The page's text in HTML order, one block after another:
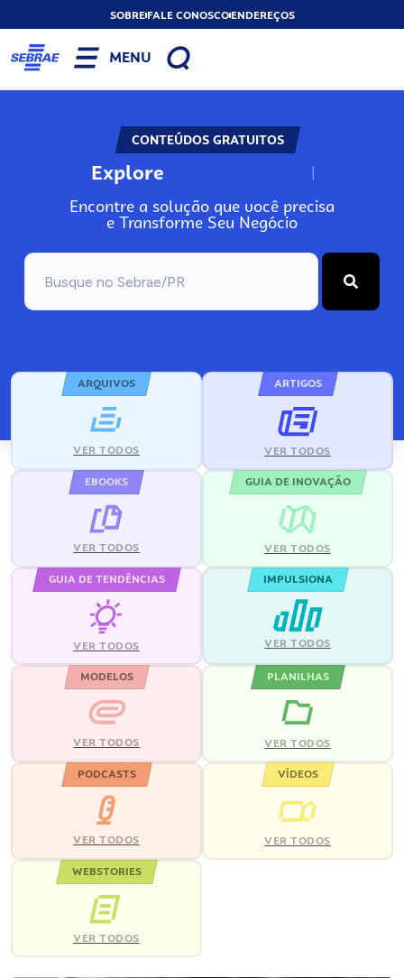
SOBREFALE CONOSCOENDEREÇOS
MENU
CONTEÚDOS GRATUITOS
Explore N
Encontre a solução que você precisa
e Transforme Seu Negócio
ARQUIVOS
VER TODOS
ARTIGOS
VER TODOS
EBOOKS
VER TODOS
GUIA DE INOVAÇÃO
VER TODOS
GUIA DE TENDÊNCIAS
VER TODOS
IMPULSIONA
VER TODOS
MODELOS
VER TODOS
PLANILHAS
VER TODOS
PODCASTS
VER TODOS
VÍDEOS
VER TODOS
WEBSTORIES
VER TODOS